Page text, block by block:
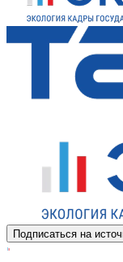
Подписаться на